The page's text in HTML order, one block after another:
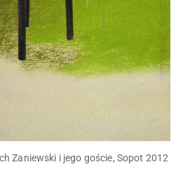
Zaniewski i jego goście, Sopot 2012